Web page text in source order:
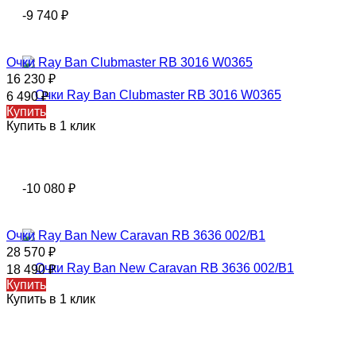
-9 740 ₽
Очки Ray Ban Clubmaster RB 3016 W0365
16 230 ₽
6 490₽
Купить
Купить в 1 клик
-10 080 ₽
Очки Ray Ban New Caravan RB 3636 002/B1
28 570 ₽
18 490₽
Купить
Купить в 1 клик